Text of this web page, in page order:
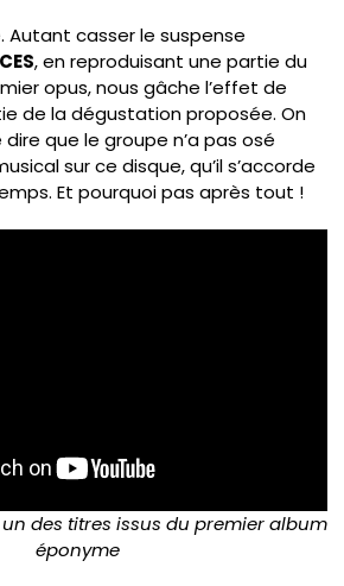
Autant casser le suspense
, en reproduisant une partie du
opus, nous gâche l’effet de
de la dégustation proposée. On
que le groupe n’a pas osé
sur ce disque, qu’il s’accorde
Et pourquoi pas après tout !
des titres issus du premier album
éponyme